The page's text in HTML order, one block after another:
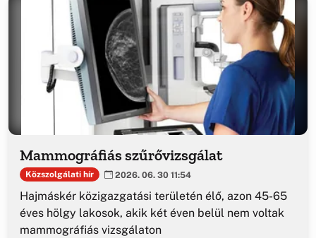
Mammográfiás szűrővizsgálat
Közszolgálati hír 2026. 06. 30 11:54
Hajmáskér közigazgatási területén élő, azon 45-65
éves hölgy lakosok, akik két éven belül nem voltak
mammográfiás vizsgálaton